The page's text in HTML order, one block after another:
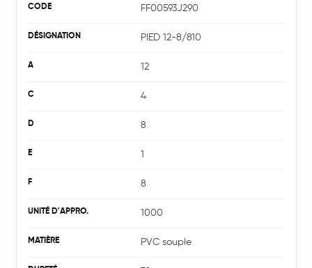
Groupe
Expertises
Secteurs & marchés
Catalogue
Implantations
Recrutement
FF00593J290
PIED 12-8/810
12
4
8
1
8
1000
PVC souple